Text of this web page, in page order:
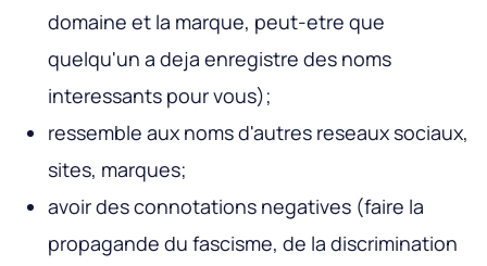
domaine et la marque, peut-etre que
quelqu'un a deja enregistre des noms
interessants pour vous);
ressemble aux noms d'autres reseaux sociaux,
sites, marques;
avoir des connotations negatives (faire la
propagande du fascisme, de la discrimination